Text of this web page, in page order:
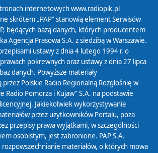
osobowych
Publicznej
internetowych www.radiopik.pl
skrótem „PAP” stanowią element Serwisów
będących bazą danych, których producentem
Agencja Prasowa S.A. z siedzibą w Warszawie.
ustawy z dnia 4 lutego 1994 r. o
pokrewnych oraz ustawy z dnia 27 lipca
danych. Powyższe materiały
Polskie Radio Regionalną Rozgłośnię w
Radio Pomorza i Kujaw” S.A. na podstawie
Jakiekolwiek wykorzystywanie
przez użytkowników Portalu, poza
przepisy prawa wyjątkami, w szczególności
osobistym, jest zabronione. PAP S.A.
rozpowszechnianie materiałów, o których mowa